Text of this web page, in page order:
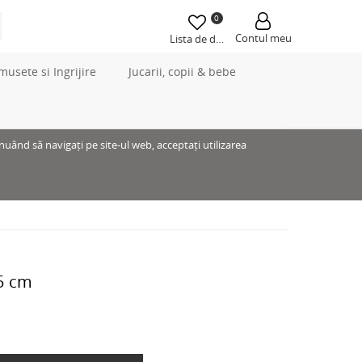
0
Lista de dorințeContul meu
si Ingrijire Jucarii, copii & bebe
să navigați pe site-ul web, acceptați utilizarea
cm